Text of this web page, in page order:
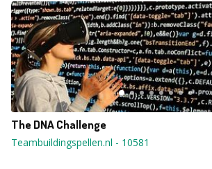
The DNA Challenge
Teambuildingspellen.nl - 10581